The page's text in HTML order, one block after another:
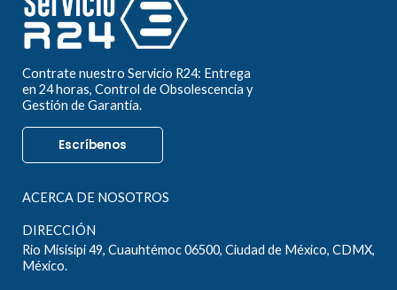
Contrate nuestro Servicio R24: Entrega
en 24 horas, Control de Obsolescencia y
Gestión de Garantía.
Escríbenos
ACERCA DE NOSOTROS
DIRECCIÓN
Rio Misisipi 49, Cuauhtémoc 06500, Ciudad de México, CDMX,
México.